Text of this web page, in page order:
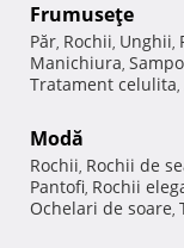
Frumuseţe
Păr, Rochii, Unghii,
Manichiura,
Tratament celulita,
Modă
Rochii, Rochii de
Pantofi, Rochii
Ochelari de soare,